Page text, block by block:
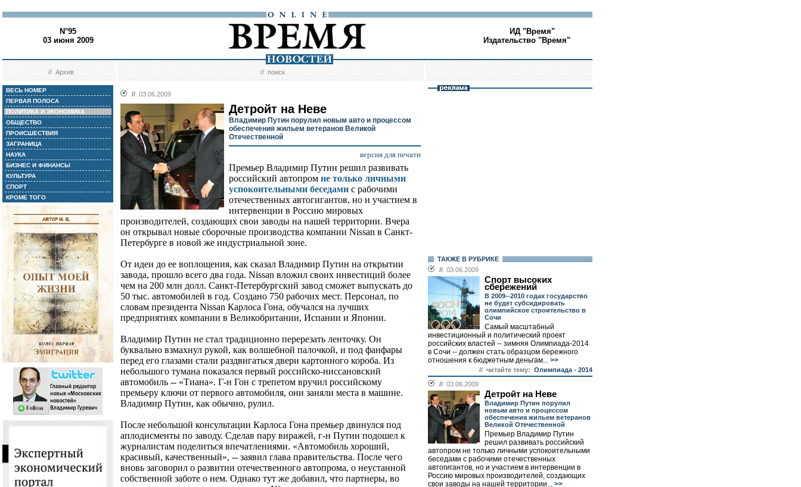
N°95
03 июня 2009
ИД "Время"
Издательство "Время"
//Архив //поиск
ВЕСЬ НОМЕР
ПЕРВАЯ ПОЛОСА
ПОЛИТИКА И ЭКОНОМИКА
ОБЩЕСТВО
ПРОИСШЕСТВИЯ
ЗАГРАНИЦА
НАУКА
БИЗНЕС И ФИНАНСЫ
КУЛЬТУРА
СПОРТ
КРОМЕ ТОГО
// 03.06.2009
Детройт на Неве
Владимир Путин порулил новым авто и процессом
обеспечения жильем ветеранов Великой
Отечественной
версия для печати
Премьер Владимир Путин решил развивать
российский автопром не только личными
успокоительными беседами с рабочими
отечественных автогигантов, но и участием в
интервенции в Россию мировых
производителей, создающих свои заводы на нашей территории. Вчера
он открывал новые сборочные производства компании Nissan в Санкт-
Петербурге в новой же индустриальной зоне.
От идеи до ее воплощения, как сказал Владимир Путин на открытии
завода, прошло всего два года. Nissan вложил своих инвестиций более
чем на 200 млн долл. Санкт-Петербургский завод сможет выпускать до
50 тыс. автомобилей в год. Создано 750 рабочих мест. Персонал, по
словам президента Nissan Карлоса Гона, обучался на лучших
предприятиях компании в Великобритании, Испании и Японии.
Владимир Путин не стал традиционно перерезать ленточку. Он
буквально взмахнул рукой, как волшебной палочкой, и под фанфары
перед его глазами стали раздвигаться двери картонного короба. Из
небольшого тумана показался первый российско-ниссановский
автомобиль -- «Тиана». Г-н Гон с трепетом вручил российскому
премьеру ключи от первого автомобиля, они заняли места в машине.
Владимир Путин, как обычно, рулил.
После небольшой консультации Карлоса Гона премьер двинулся под
аплодисменты по заводу. Сделав пару виражей, г-н Путин подошел к
журналистам поделиться впечатлениями. «Автомобиль хороший,
красивый, качественный», -- заявил глава правительства. После чего
вновь заговорил о развитии отечественного автопрома, о неустанной
собственной заботе о нем. Однако тут же добавил, что партнеры, во
ТАКЖЕ В РУБРИКЕ
// 03.06.2009
Спорт высоких
сбережений
В 2009--2010 годах государство
не будет субсидировать
олимпийское строительство в
Сочи
Самый масштабный
инвестиционный и политический проект
российских властей -- зимняя Олимпиада-2014
в Сочи -- должен стать образцом бережного
отношения к бюджетным деньгам... >>
// читайте тему: Олимпиада - 2014
// 03.06.2009
Детройт на Неве
Владимир Путин порулил
новым авто и процессом
обеспечения жильем ветеранов
Великой Отечественной
Премьер Владимир Путин
решил развивать российский
автопром не только личными успокоительными
беседами с рабочими отечественных
автогигантов, но и участием в интервенции в
Россию мировых производителей, создающих
свои заводы на нашей территории... >>